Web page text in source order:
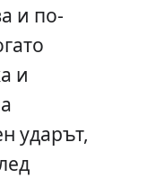
и по-
и
ударът,